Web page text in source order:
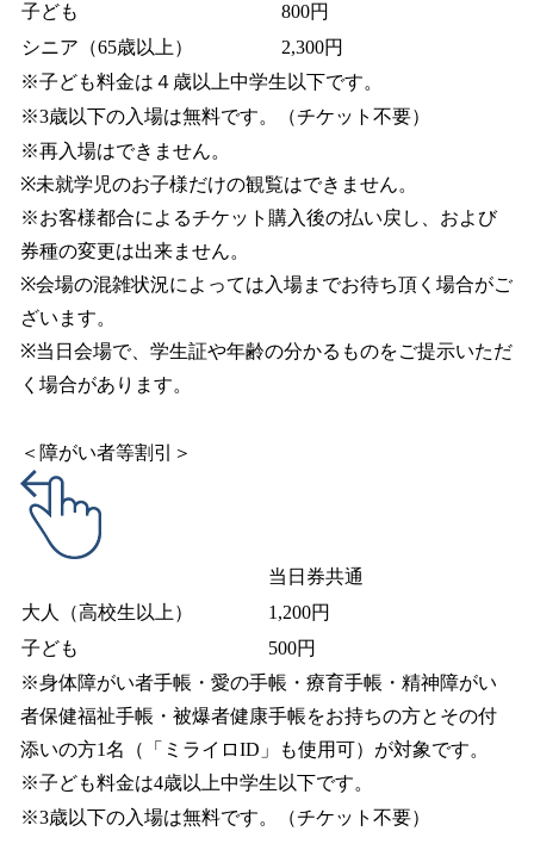
子ども
800円
シニア（65歳以上）
2,300円
※子ども料金は４歳以上中学生以下です。
※3歳以下の入場は無料です。（チケット不要）
※再入場はできません。
※未就学児のお子様だけの観覧はできません。
※お客様都合によるチケット購入後の払い戻し、および
券種の変更は出来ません。
※会場の混雑状況によっては入場までお待ち頂く場合がご
ざいます。
※当日会場で、学生証や年齢の分かるものをご提示いただ
く場合があります。
＜障がい者等割引＞
当日券共通
大人（高校生以上）
1,200円
子ども
500円
※身体障がい者手帳・愛の手帳・療育手帳・精神障がい
者保健福祉手帳・被爆者健康手帳をお持ちの方とその付
添いの方1名（「ミライロID」も使用可）が対象です。
※子ども料金は4歳以上中学生以下です。
※3歳以下の入場は無料です。（チケット不要）